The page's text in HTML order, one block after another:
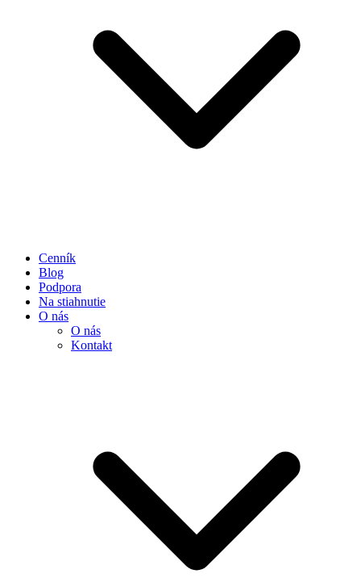
Cenník
Blog
Podpora
Na stiahnutie
O nás
O nás
Kontakt